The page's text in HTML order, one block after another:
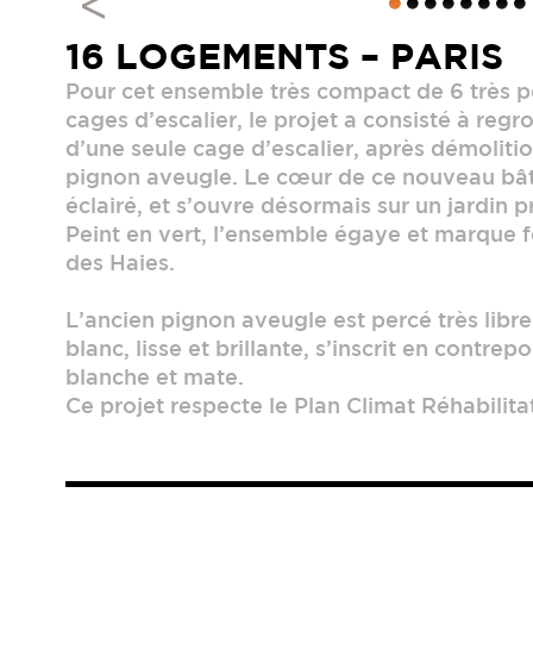
16 LOGEMENTS – PARIS
Pour cet ensemble très compact de 6 très
cages d’escalier, le projet a consisté à
d’une seule cage d’escalier, après
pignon aveugle. Le cœur de ce nouveau
éclairé, et s’ouvre désormais sur un jardin
Peint en vert, l’ensemble égaye et marque
des Haies.
L’ancien pignon aveugle est percé très
blanc, lisse et brillante, s’inscrit en
blanche et mate.
Ce projet respecte le Plan Climat